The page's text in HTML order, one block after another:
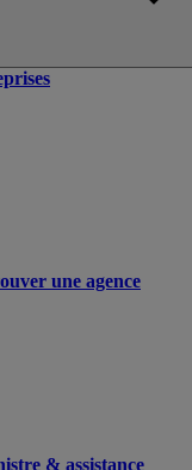
une agence
& assistance